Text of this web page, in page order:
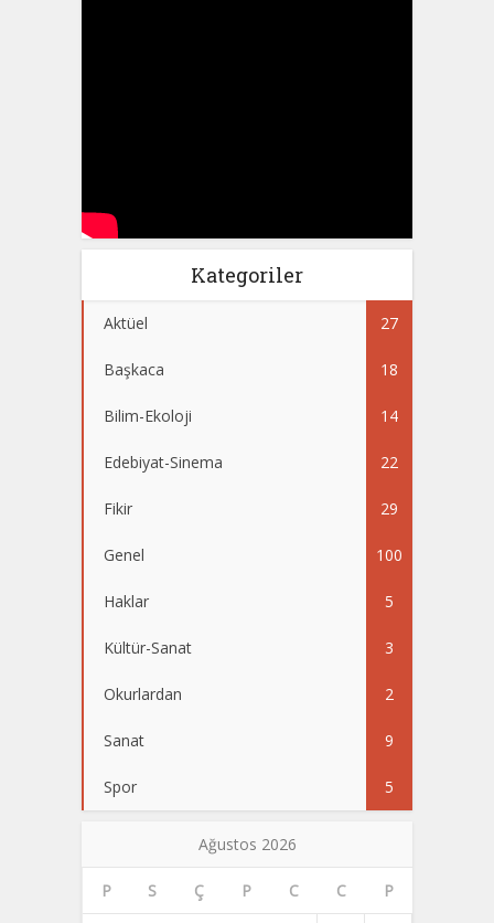
Kategoriler
Aktüel 27
Başkaca 18
Bilim-Ekoloji 14
Edebiyat-Sinema 22
Fikir 29
Genel 100
Haklar 5
Kültür-Sanat 3
Okurlardan 2
Sanat 9
Spor 5
Ağustos 2026
P S Ç P C C P